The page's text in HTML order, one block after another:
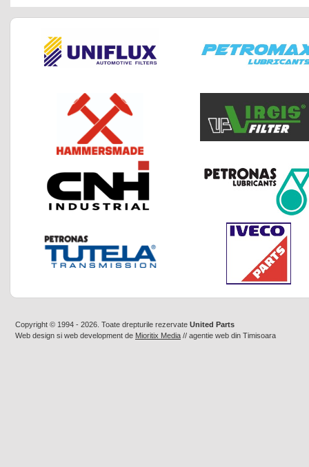
Copyright © 1994 - 2026. Toate drepturile rezervate United Parts
Web design si web development de Mioritix Media // agentie web din Timisoara